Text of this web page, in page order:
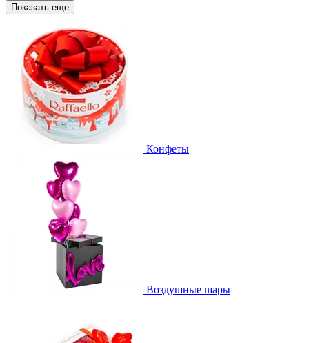
Показать еще
Конфеты
Воздушные шары